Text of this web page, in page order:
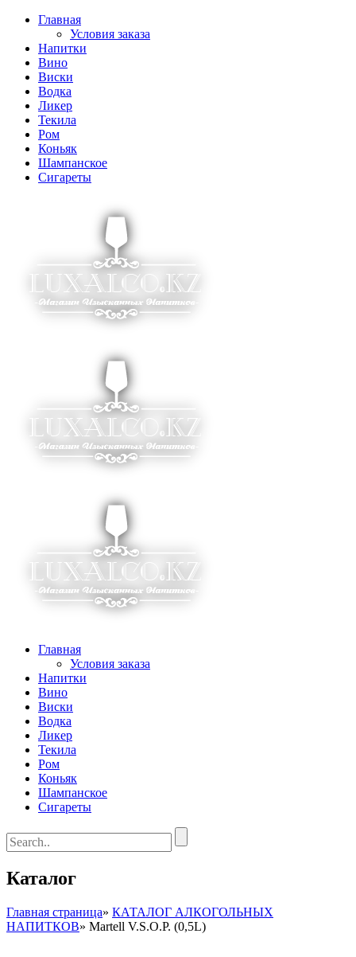
Главная
Условия заказа
Напитки
Вино
Виски
Водка
Ликер
Текила
Ром
Коньяк
Шампанское
Сигареты
Главная
Условия заказа
Напитки
Вино
Виски
Водка
Ликер
Текила
Ром
Коньяк
Шампанское
Сигареты
Каталог
Главная страница» КАТАЛОГ АЛКОГОЛЬНЫХ
НАПИТКОВ» Martell V.S.O.P. (0,5L)